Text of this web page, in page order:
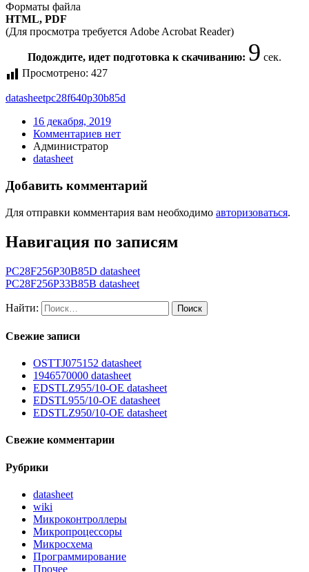
Форматы файла
HTML, PDF
(Для просмотра требуется Adobe Acrobat Reader)
Подождите, идет подготовка к скачиванию: 9 сек.
Просмотрено: 427
datasheetpc28f640p30b85d
16 декабря, 2019
Комментариев нет
Администратор
datasheet
Добавить комментарий
Для отправки комментария вам необходимо авторизоваться.
Навигация по записям
PC28F256P30B85D datasheet
PC28F256P33B85B datasheet
Найти:
Свежие записи
OSTTJ075152 datasheet
1946570000 datasheet
EDSTLZ955/10-OE datasheet
EDSTL955/10-OE datasheet
EDSTLZ950/10-OE datasheet
Свежие комментарии
Рубрики
datasheet
wiki
Микроконтроллеры
Микропроцессоры
Микросхема
Программирование
Прочее